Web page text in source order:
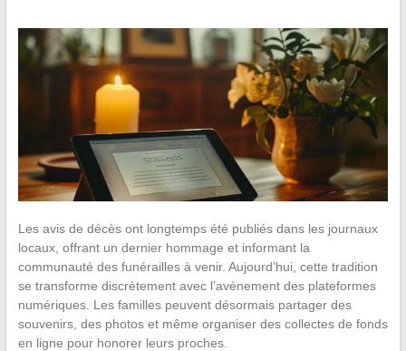
Les avis de décès ont longtemps été publiés dans les journaux
locaux, offrant un dernier hommage et informant la
communauté des funérailles à venir. Aujourd’hui, cette tradition
se transforme discrètement avec l’avènement des plateformes
numériques. Les familles peuvent désormais partager des
souvenirs, des photos et même organiser des collectes de fonds
en ligne pour honorer leurs proches.